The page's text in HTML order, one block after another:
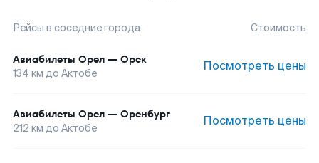
Рейсы в соседние города Стоимость
Авиабилеты Орел — Орск
134 км до Актобе Посмотреть цены
Авиабилеты Орел — Оренбург
212 км до Актобе Посмотреть цены